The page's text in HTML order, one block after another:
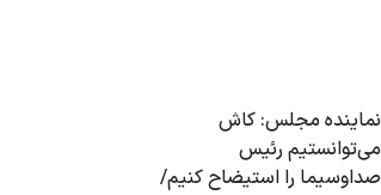
نماینده مجلس: کاش
می‌توانستیم رئیس
صداوسیما را استیضاح کنیم/